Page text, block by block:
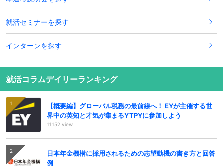
就活セミナーを探す
インターンを探す
就活コラムデイリーランキング
【概要編】グローバル税務の最前線へ！ EYが主催する世
界中の英知と才気が集まるYTPYに参加しよう
11152 view
日本年金機構に採用されるための志望動機の書き方と回答
例